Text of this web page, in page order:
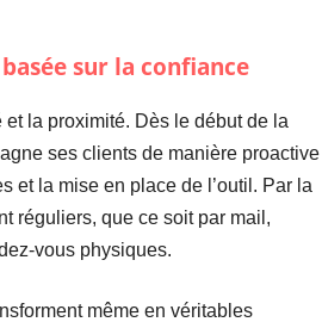
sur la confiance
et la proximité. Dès le début de la
ses clients de manière proactive
et la mise en place de l’outil. Par la
réguliers, que ce soit par mail,
vous physiques.
même en véritables